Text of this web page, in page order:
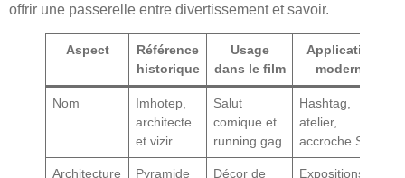
offrir une passerelle entre divertissement et savoir.
Aspect
Référence
historique
Usage
dans le film
Application
moderne
Nom
Imhotep,
architecte
et vizir
Salut
comique et
running gag
Hashtag,
atelier,
accroche SEO
Architecture
Pyramide
Décor de
Expositions,